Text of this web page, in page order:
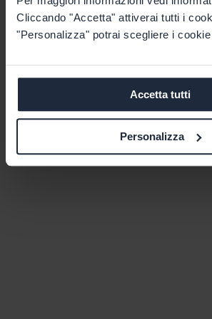
Cliccando "Accetta" attiverai tutti i
"Personalizza" potrai scegliere i
Accetta tutti
Personalizza